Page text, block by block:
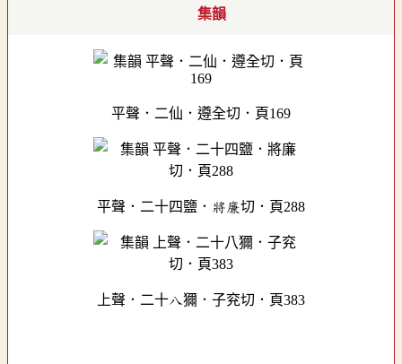
集韻
平聲．二仙．遵全切．頁169
平聲．二十四鹽．將廉切．頁288
上聲．二十八獮．子兖切．頁383